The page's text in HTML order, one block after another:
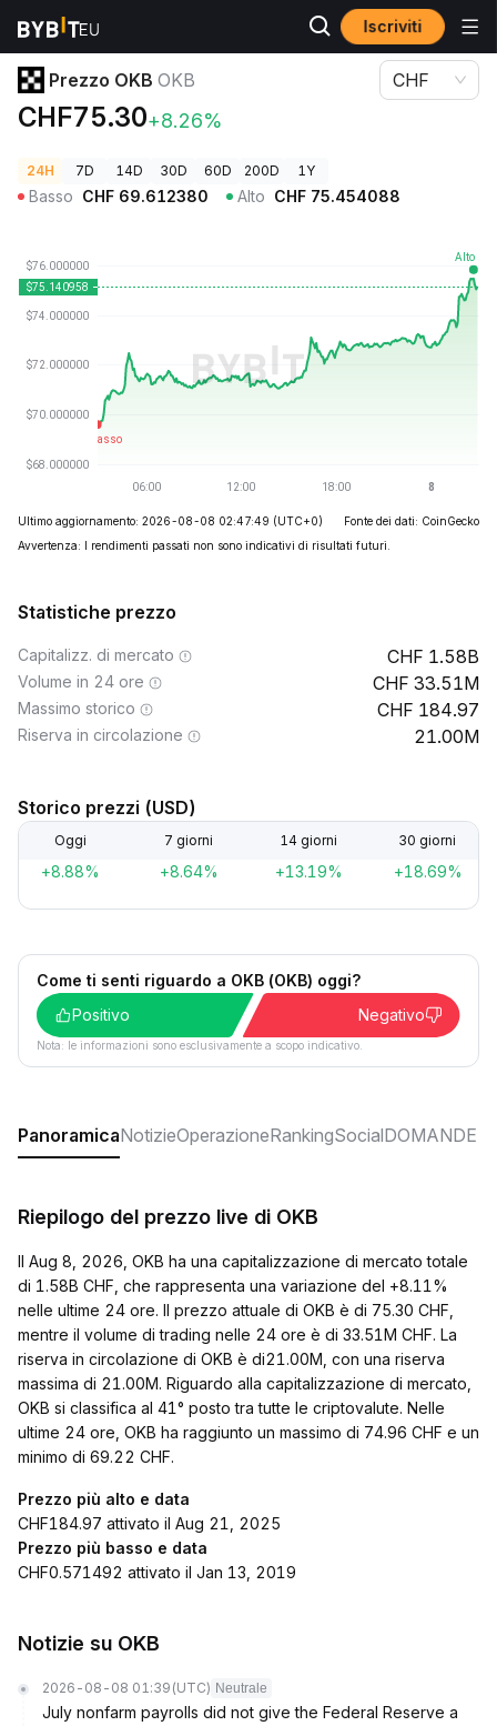
Iscriviti
Prezzi Crypto
Prezzo OKB OKB
CHF75.30+8.26%
CHF
24H 7D 14D 30D 60D 200D 1Y
Basso CHF 69.612380 Alto CHF 75.454088
Ultimo aggiornamento: 2026-08-08 02:47:49 (UTC+0)
Fonte dei dati: CoinGecko
Avvertenza: I rendimenti passati non sono indicativi di risultati futuri.
Statistiche prezzo
Capitalizz. di mercato 1.58B
Volume in 24 ore 33.51M
Massimo storico 184.97
Riserva in circolazione 21.00M
Storico prezzi (USD)
Oggi 7 giorni 14 giorni 30 giorni
+8.88% +8.64% +13.19% +18.69%
Come ti senti riguardo a OKB (OKB) oggi?
Positivo
Negativo
Nota: le informazioni sono esclusivamente a scopo indicativo.
PanoramicaNotizieOperazioneRankingSocialDOMANDE
Riepilogo del prezzo live di OKB
Il Aug 8, 2026, OKB ha una capitalizzazione di mercato totale
di 1.58B CHF, che rappresenta una variazione del +8.11%
nelle ultime 24 ore. Il prezzo attuale di OKB è di 75.30 CHF,
mentre il volume di trading nelle 24 ore è di 33.51M CHF. La
riserva in circolazione di OKB è di21.00M, con una riserva
massima di 21.00M. Riguardo alla capitalizzazione di mercato,
OKB si classifica al 41° posto tra tutte le criptovalute. Nelle
ultime 24 ore, OKB ha raggiunto un massimo di 74.96 CHF e un
minimo di 69.22 CHF.
Prezzo più alto e data
CHF184.97 attivato il Aug 21, 2025
Prezzo più basso e data
CHF0.571492 attivato il Jan 13, 2019
Notizie su OKB
2026-08-08 01:39 (UTC) Neutrale
July nonfarm payrolls did not give the Federal Reserve a